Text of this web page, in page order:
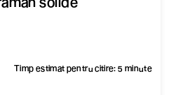
Timp estimat pentru citire: 5 minute